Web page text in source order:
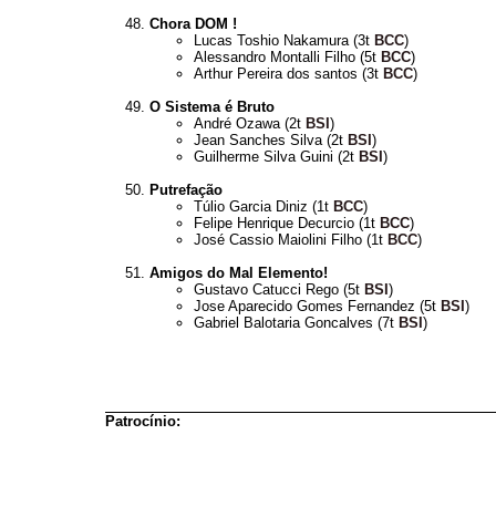
Chora DOM !
Lucas Toshio Nakamura (3t BCC)
Alessandro Montalli Filho (5t BCC)
Arthur Pereira dos santos (3t BCC)
O Sistema é Bruto
André Ozawa (2t BSI )
Jean Sanches Silva (2t BSI )
Guilherme Silva Guini (2t BSI )
Putrefação
Túlio Garcia Diniz (1t BCC)
Felipe Henrique Decurcio (1t BCC)
José Cassio Maiolini Filho (1t BCC)
Amigos do Mal Elemento!
Gustavo Catucci Rego (5t BSI )
Jose Aparecido Gomes Fernandez (5t BSI )
Gabriel Balotaria Goncalves (7t BSI )
Patrocínio: